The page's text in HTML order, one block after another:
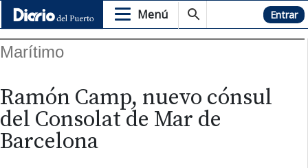
Menú Hemeroteca Entrar
Marítimo
Ramón Camp, nuevo cónsul
del Consolat de Mar de
Barcelona